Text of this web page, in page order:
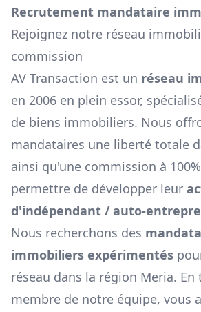
Recrutement mandataire
Rejoignez notre réseau
commission
AV Transaction est un réseau
en 2006 en plein essor,
de biens immobiliers. Nous
mandataires une liberté totale
ainsi qu'une commission à
permettre de développer leur
d'indépendant / auto-
Nous recherchons des
immobiliers expérimentés
réseau dans la région Meria. En
membre de notre équipe, vous